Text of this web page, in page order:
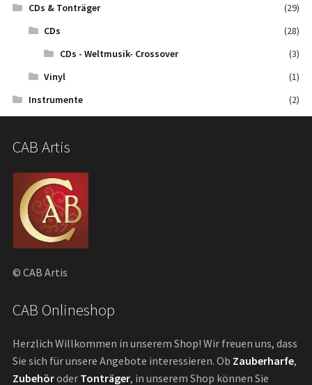
CDs & Tonträger
(29)
CDs
(28)
CDs - Weltmusik- Crossover
(3)
Vinyl
(1)
Instrumente
(2)
CAB Artis
© CAB Artis
CAB Onlineshop
Herzlich Willkommen in unserem Shop! Wir freuen uns, dass
Sie sich für unsere Angebote interessieren. Ob Zauberharfe,
Zubehöroder Tonträger, in unserem Shop können Sie